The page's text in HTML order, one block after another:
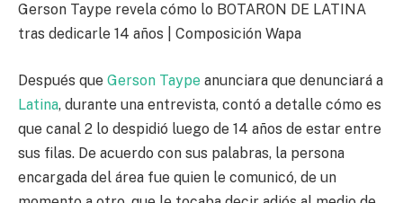
Gerson Taype revela cómo lo BOTARON DE LATINA
tras dedicarle 14 años | Composición Wapa
Después que Gerson Taype anunciara que denunciará a
Latina, durante una entrevista, contó a detalle cómo es
que canal 2 lo despidió luego de 14 años de estar entre
sus filas. De acuerdo con sus palabras, la persona
encargada del área fue quien le comunicó, de un